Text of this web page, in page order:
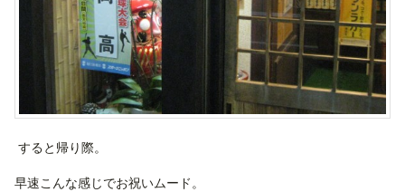
すると帰り際。
早速こんな感じでお祝いムード。